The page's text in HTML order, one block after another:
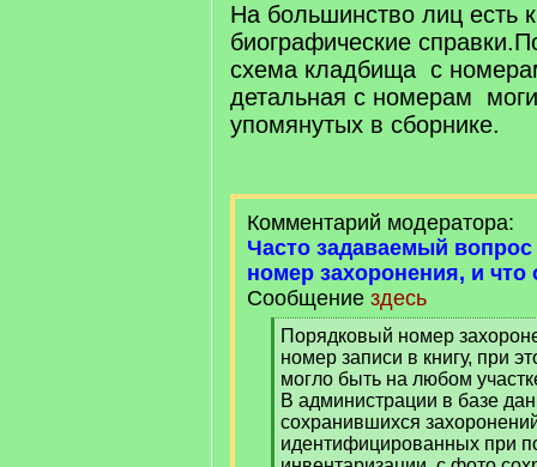
На большинство лиц есть
биографические
схема кладбища с
детальная с номерам
упомянутых в сборнике.
Комментарий модератора:
Часто задаваемый
номер захоронения, и что
Сообщение здесь
[
q
]
Порядковый номер
номер записи в книгу, при
могло быть на любом
В администрации в базе
сохранившихся
идентифицированных при